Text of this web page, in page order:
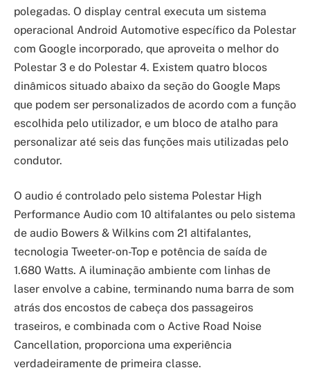
polegadas. O display central executa um sistema
operacional Android Automotive específico da Polestar
com Google incorporado, que aproveita o melhor do
Polestar 3 e do Polestar 4. Existem quatro blocos
dinâmicos situado abaixo da seção do Google Maps
que podem ser personalizados de acordo com a função
escolhida pelo utilizador, e um bloco de atalho para
personalizar até seis das funções mais utilizadas pelo
condutor.
O audio é controlado pelo sistema Polestar High
Performance Audio com 10 altifalantes ou pelo sistema
de audio Bowers & Wilkins com 21 altifalantes,
tecnologia Tweeter-on-Top e potência de saída de
1.680 Watts. A iluminação ambiente com linhas de
laser envolve a cabine, terminando numa barra de som
atrás dos encostos de cabeça dos passageiros
traseiros, e combinada com o Active Road Noise
Cancellation, proporciona uma experiência
verdadeiramente de primeira classe.